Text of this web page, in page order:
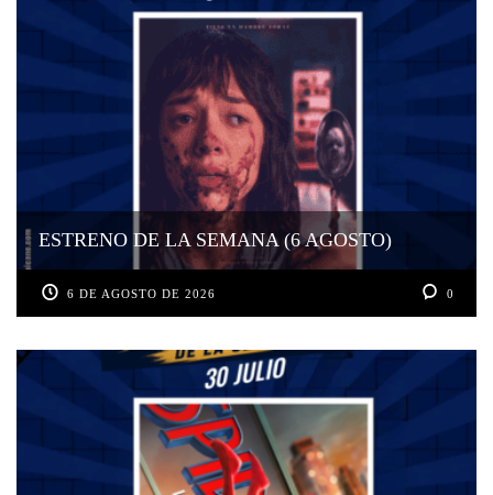
ESTRENO DE LA SEMANA (6 AGOSTO)
6 DE AGOSTO DE 2026 0